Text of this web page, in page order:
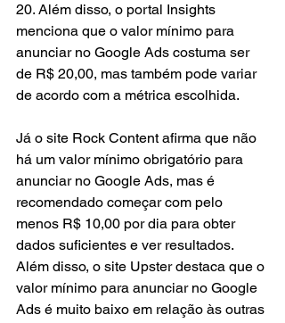
20. Além disso, o portal Insights
menciona que o valor mínimo para
anunciar no Google Ads costuma ser
de R$ 20,00, mas também pode variar
de acordo com a métrica escolhida.
Já o site Rock Content afirma que não
há um valor mínimo obrigatório para
anunciar no Google Ads, mas é
recomendado começar com pelo
menos R$ 10,00 por dia para obter
dados suficientes e ver resultados.
Além disso, o site Upster destaca que o
valor mínimo para anunciar no Google
Ads é muito baixo em relação às outras